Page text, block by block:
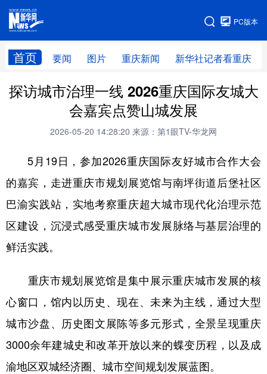
PC版本
首页 要闻 图片 重庆新闻 新华社记者看重庆
网站地图
探访城市治理一线 2026重庆国际友城大
会嘉宾点赞山城发展
2026-05-20 14:28:20 来源：第1眼TV-华龙网
5月19日，参加2026重庆国际友好城市合作大会
的嘉宾，走进重庆市规划展览馆与南坪街道后堡社区
巴渝实践站，实地考察重庆超大城市现代化治理示范
区建设，沉浸式感受重庆城市发展脉络与基层治理的
鲜活实践。
重庆市规划展览馆是集中展示重庆城市发展的核
心窗口，馆内以历史、现在、未来为主线，通过大型
城市沙盘、历史图文展陈等多元形式，全景呈现重庆
3000余年建城史和改革开放以来的蝶变历程，以及成
渝地区双城经济圈、城市空间规划发展蓝图。